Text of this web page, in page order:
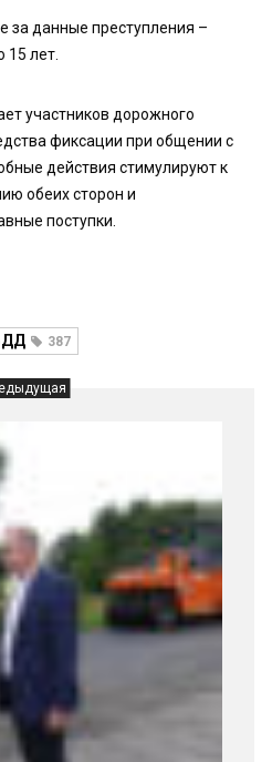
за данные преступления –
15 лет.
участников дорожного
фиксации при общении с
действия стимулируют к
обеих сторон и
поступки.
387